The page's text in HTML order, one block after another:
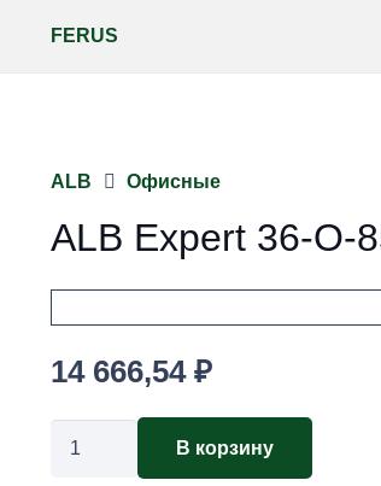
FERUS
ALB Офисные
ALB Expert 36-O-
14 666,54 ₽
В корзину